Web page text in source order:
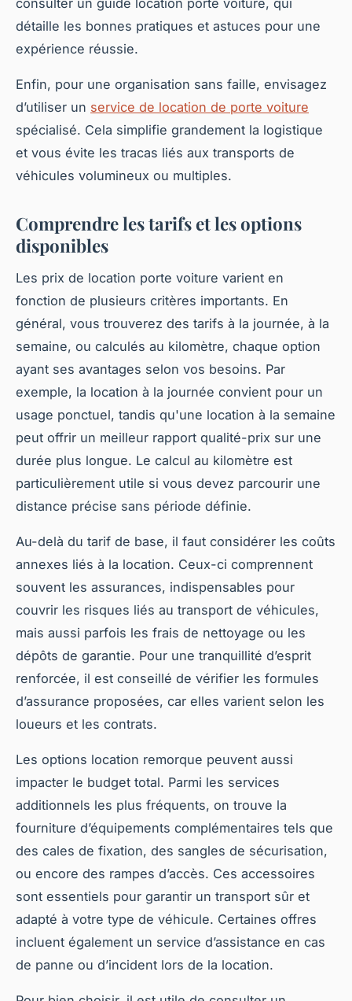
détaille les bonnes pratiques et astuces pour une
expérience réussie.
Enfin, pour une organisation sans faille, envisagez
d’utiliser un service de location de porte voiture
spécialisé. Cela simplifie grandement la logistique
et vous évite les tracas liés aux transports de
véhicules volumineux ou multiples.
Comprendre les tarifs et les options
disponibles
Les prix de location porte voiture varient en
fonction de plusieurs critères importants. En
général, vous trouverez des tarifs à la journée, à la
semaine, ou calculés au kilomètre, chaque option
ayant ses avantages selon vos besoins. Par
exemple, la location à la journée convient pour un
usage ponctuel, tandis qu'une location à la semaine
peut offrir un meilleur rapport qualité-prix sur une
durée plus longue. Le calcul au kilomètre est
particulièrement utile si vous devez parcourir une
distance précise sans période définie.
Au-delà du tarif de base, il faut considérer les coûts
annexes liés à la location. Ceux-ci comprennent
souvent les assurances, indispensables pour
couvrir les risques liés au transport de véhicules,
mais aussi parfois les frais de nettoyage ou les
dépôts de garantie. Pour une tranquillité d’esprit
renforcée, il est conseillé de vérifier les formules
d’assurance proposées, car elles varient selon les
loueurs et les contrats.
Les options location remorque peuvent aussi
impacter le budget total. Parmi les services
additionnels les plus fréquents, on trouve la
fourniture d’équipements complémentaires tels que
des cales de fixation, des sangles de sécurisation,
ou encore des rampes d’accès. Ces accessoires
sont essentiels pour garantir un transport sûr et
adapté à votre type de véhicule. Certaines offres
incluent également un service d’assistance en cas
de panne ou d’incident lors de la location.